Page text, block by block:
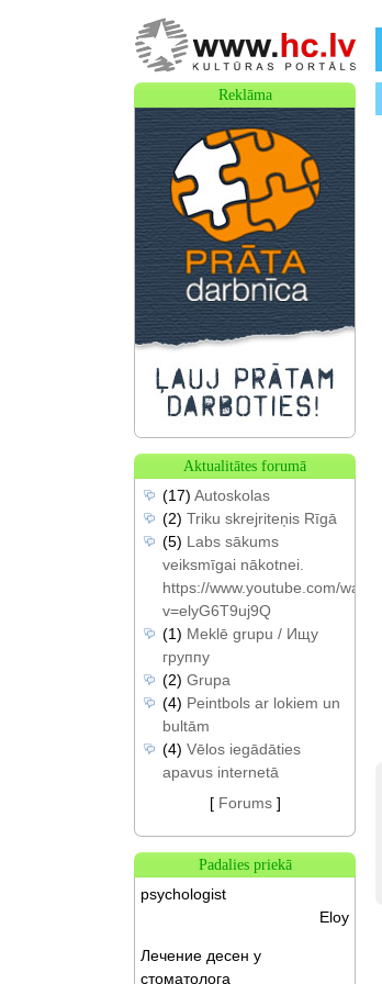
Reklāma
Aktualitātes forumā
(17) Autoskolas
(2) Triku skrejriteņis Rīgā
(5) Labs sākums
veiksmīgai nākotnei.
https://www.youtube.com/watch?
v=elyG6T9uj9Q
(1) Meklē grupu / Ищу
группу
(2) Grupa
(4) Peintbols ar lokiem un
bultām
(4) Vēlos iegādāties
apavus internetā
[ Forums]
Padalies priekā
psychologist
Eloy
Лечение десен у
стоматолога